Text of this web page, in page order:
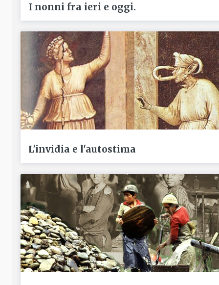
I nonni fra ieri e oggi.
L'invidia e l'autostima